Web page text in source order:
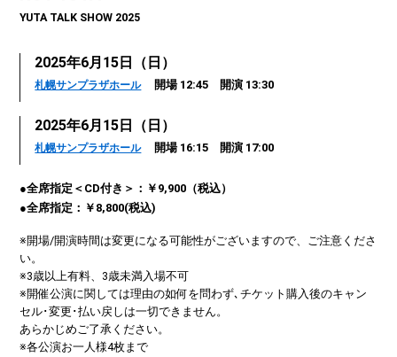
YUTA TALK SHOW 2025
2025年6月15日（日）
札幌サンプラザホール 開場 12:45 開演 13:30
2025年6月15日（日）
札幌サンプラザホール 開場 16:15 開演 17:00
●全席指定＜CD付き＞：￥9,900（税込）
●全席指定：￥8,800(税込)
※開場/開演時間は変更になる可能性がございますので、ご注意くださ
い。
※3歳以上有料、3歳未満入場不可
※開催公演に関しては理由の如何を問わず､チケット購入後のキャン
セル･変更･払い戻しは一切できません。
あらかじめご了承ください。
※各公演お一人様4枚まで